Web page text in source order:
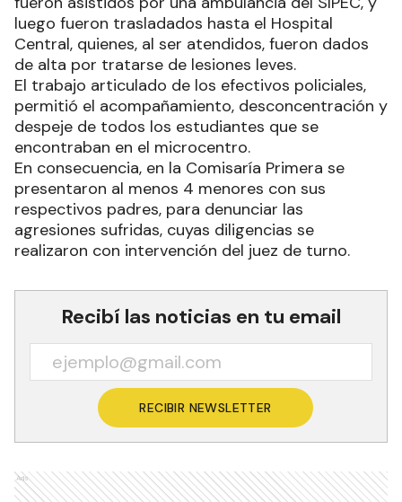
luego fueron trasladados hasta el Hospital
Central, quienes, al ser atendidos, fueron dados
de alta por tratarse de lesiones leves.
El trabajo articulado de los efectivos policiales,
permitió el acompañamiento, desconcentración y
despeje de todos los estudiantes que se
encontraban en el microcentro.
En consecuencia, en la Comisaría Primera se
presentaron al menos 4 menores con sus
respectivos padres, para denunciar las
agresiones sufridas, cuyas diligencias se
realizaron con intervención del juez de turno.
Recibí las noticias en tu email
RECIBIR NEWSLETTER
Ads